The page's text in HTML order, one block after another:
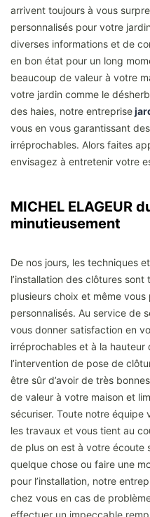
arrivent toujours à vous
personnalisés pour votre
diverses informations et de
en bon état pour un long
beaucoup de valeur à votre
votre jardin comme le
des haies, notre entreprise
vous en vous garantissant
irréprochables. Alors faites
envisagez à entretenir votre
MICHEL ELAGEUR
minutieusement
De nos jours, les techniques
l’installation des clôtures
plusieurs choix et même
personnalisés. Au service de
vous donner satisfaction en
irréprochables et à la
l’intervention de pose de
être sûr d’avoir de très
de valeur à votre maison et
sécuriser. Toute notre
les travaux et vous tient au
de plus on est à votre écoute
quelque chose ou faire une
pour l’installation, notre
chez vous en cas de
effectuer un impeccable